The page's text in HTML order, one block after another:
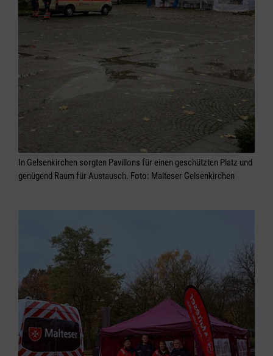
In Gelsenkirchen sorgten Pavillons für einen geschützten Platz und
genügend Raum für Austausch. Foto: Malteser Gelsenkirchen